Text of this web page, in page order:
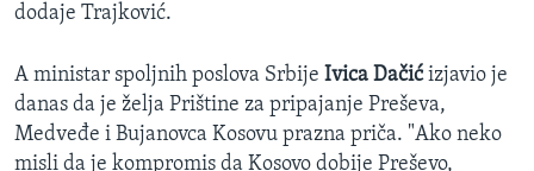
dodaje Trajković.
A ministar spoljnih poslova Srbije Ivica Dačićizjavio je
danas da je želja Prištine za pripajanje Preševa,
Medveđe i Bujanovca Kosovu prazna priča. "Ako neko
misli da je kompromis da Kosovo dobije Preševo,